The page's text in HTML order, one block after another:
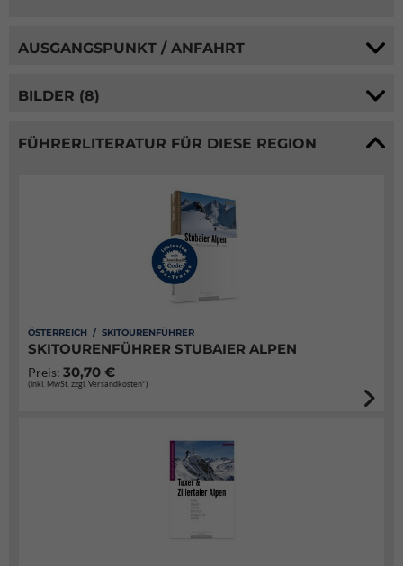
AUSGANGSPUNKT / ANFAHRT
BILDER (8)
FÜHRERLITERATUR FÜR DIESE REGION
ÖSTERREICH / SKITOURENFÜHRER
SKITOURENFÜHRER STUBAIER ALPEN
Preis: 30,70 €
(inkl. MwSt. zzgl. Versandkosten*)